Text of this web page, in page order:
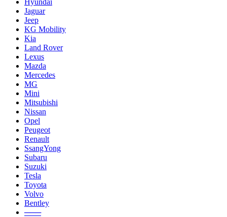
Jaguar
Jeep
KG Mobility
Kia
Land Rover
Lexus
Mazda
Mercedes
MG
Mini
Mitsubishi
Nissan
Opel
Peugeot
Renault
SsangYong
Subaru
Suzuki
Tesla
Toyota
Volvo
Bentley
───